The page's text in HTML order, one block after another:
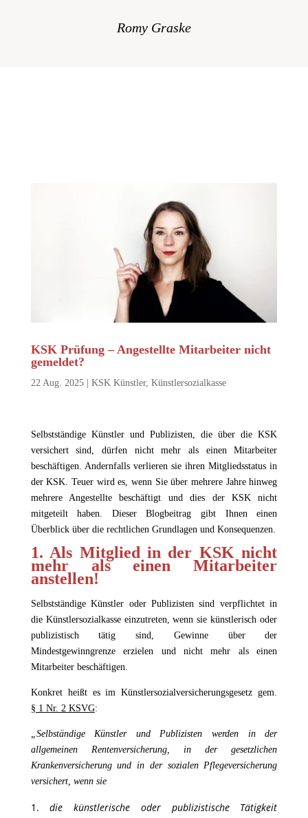
Romy Graske
KSK Prüfung – Angestellte Mitarbeiter nicht
gemeldet?
22 Aug. 2025| KSK Künstler, Künstlersozialkasse
Selbstständige Künstler und Publizisten, die über die KSK
versichert sind, dürfen nicht mehr als einen Mitarbeiter
beschäftigen. Andernfalls verlieren sie ihren Mitgliedsstatus in
der KSK. Teuer wird es, wenn Sie über mehrere Jahre hinweg
mehrere Angestellte beschäftigt und dies der KSK nicht
mitgeteilt haben. Dieser Blogbeitrag gibt Ihnen einen
Überblick über die rechtlichen Grundlagen und Konsequenzen.
1. Als Mitglied in der KSK nicht
mehr als einen Mitarbeiter
anstellen!
Selbstständige Künstler oder Publizisten sind verpflichtet in
die Künstlersozialkasse einzutreten, wenn sie künstlerisch oder
publizistisch tätig sind, Gewinne über der
Mindestgewinngrenze erzielen und nicht mehr als einen
Mitarbeiter beschäftigen.
Konkret heißt es im Künstlersozialversicherungsgesetz gem.
§ 1 Nr. 2 KSVG:
„Selbständige Künstler und Publizisten werden in der
allgemeinen Rentenversicherung, in der gesetzlichen
Krankenversicherung und in der sozialen Pflegeversicherung
versichert, wenn sie
die künstlerische oder publizistische Tätigkeit